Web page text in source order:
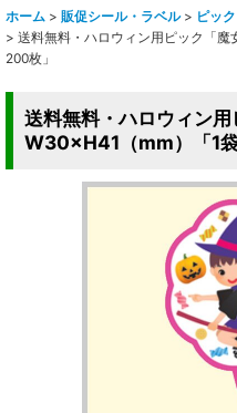
ホーム > 販促シール・ラベル > ピック
> 送料無料・ハロウィン用ピック「
200枚」
送料無料・ハロウィン用
W30×H41（mm）「1